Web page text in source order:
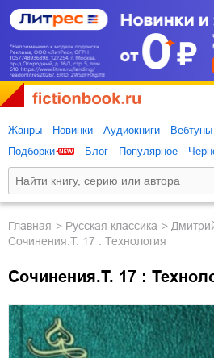
Жанры Новинки Аудиокниги Вебтуны
Подборки
Блог Популярное
Главная русская классика
Сочинения.Т. 17 : Технология
Сочинения.Т. 17 :